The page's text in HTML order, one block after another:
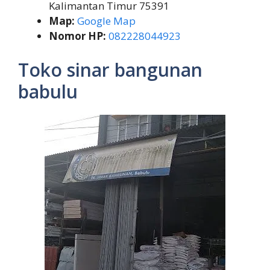
Kalimantan Timur 75391
Map: Google Map
Nomor HP: 082228044923
Toko sinar bangunan
babulu